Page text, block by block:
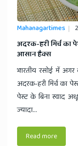
Mahanagartimes
अदरक-हरी मिर्च का
आसान हैक्स
भारतीय रसोई में
अदरक-हरी मिर्च का
पेस्ट के बिना स्वाद
ज्यादा...
Read more